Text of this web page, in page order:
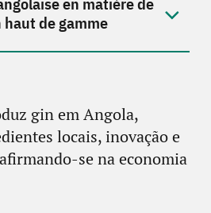
de gamme
gin em Angola,
locais, inovação e
se na economia